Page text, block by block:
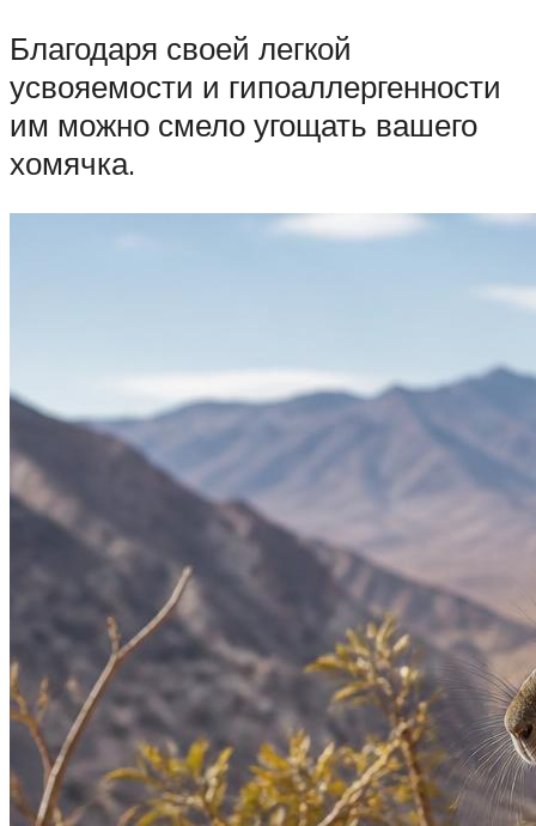
Благодаря своей легкой
усвояемости и гипоаллергенности
им можно смело угощать вашего
хомячка.